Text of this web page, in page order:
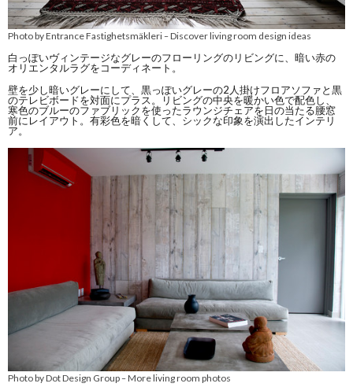
Photo by Entrance Fastighetsmäkleri–Discover living room design ideas
白っぽいヴィンテージなグレーのフローリングのリビングに、暗い赤の
オリエンタルラグをコーディネート。
壁を少し暗いグレーにして、黒っぽいグレーの2人掛けフロアソファと黒
のテレビボードを対面にプラス。リビングの中央を暖かい色で配色し、
寒色のブルーのファブリックを使ったラウンジチェアを日の当たる腰窓
前にレイアウト。有彩色を暗くして、シックな印象を演出したインテリ
ア。
Photo by Dot Design Group–More living room photos